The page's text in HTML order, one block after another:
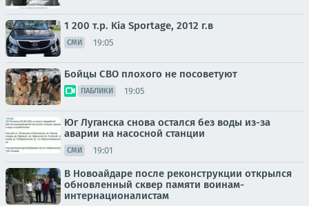
1 200 т.p. Kia Sportage, 2012 г.в
СМИ 19:05
Бойцы СВО плохого не посоветуют
ПАБЛИКИ 19:05
Юг Луганска снова остался без воды из-за
аварии на насосной станции
СМИ 19:01
В Новоайдаре после реконструкции открылся
обновленный сквер памяти воинам-
интернационалистам